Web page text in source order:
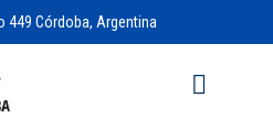
449 Córdoba, Argentina